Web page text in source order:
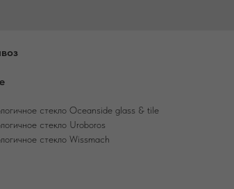
стекло Oceanside glass & tile
стекло Uroboros
стекло Wissmach